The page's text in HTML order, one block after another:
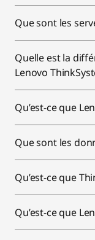
Que sont les
Quelle est la
Lenovo
Qu’est-ce que
Que sont les
Qu’est-ce que
Qu’est-ce que